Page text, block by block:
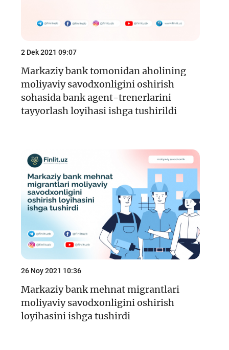
2 Dek 2021 09:07
Markaziy bank tomonidan aholining
moliyaviy savodxonligini oshirish
sohasida bank agent-trenerlarini
tayyorlash loyihasi ishga tushirildi
26 Noy 2021 10:36
Markaziy bank mehnat migrantlari
moliyaviy savodxonligini oshirish
loyihasini ishga tushirdi